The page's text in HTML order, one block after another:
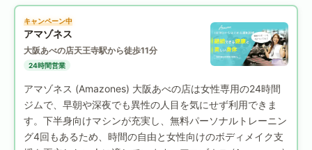
キャンペーン中
アマゾネス
大阪あべの店天王寺駅から徒歩11分
24時間営業
アマゾネス (Amazones) 大阪あべの店は女性専用の24時間
ジムで、早朝や深夜でも異性の人目を気にせず利用できま
す。下半身向けマシンが充実し、無料パーソナルトレーニン
グ4回もあるため、時間の自由と女性向けのボディメイク支